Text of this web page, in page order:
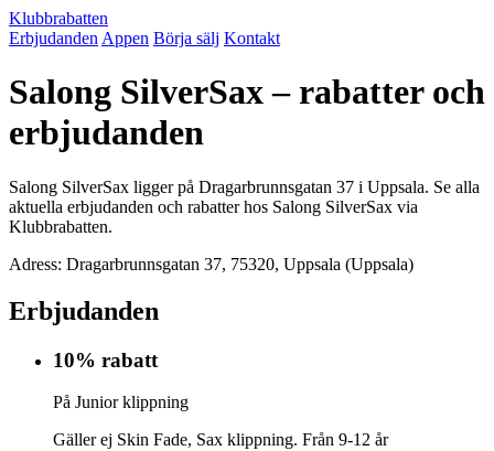
Klubbrabatten
Erbjudanden Appen Börja sälj Kontakt
Salong SilverSax – rabatter och
erbjudanden
Salong SilverSax ligger på Dragarbrunnsgatan 37 i Uppsala. Se alla
aktuella erbjudanden och rabatter hos Salong SilverSax via
Klubbrabatten.
Adress: Dragarbrunnsgatan 37, 75320, Uppsala (Uppsala)
Erbjudanden
10% rabatt
På Junior klippning
Gäller ej Skin Fade, Sax klippning. Från 9-12 år